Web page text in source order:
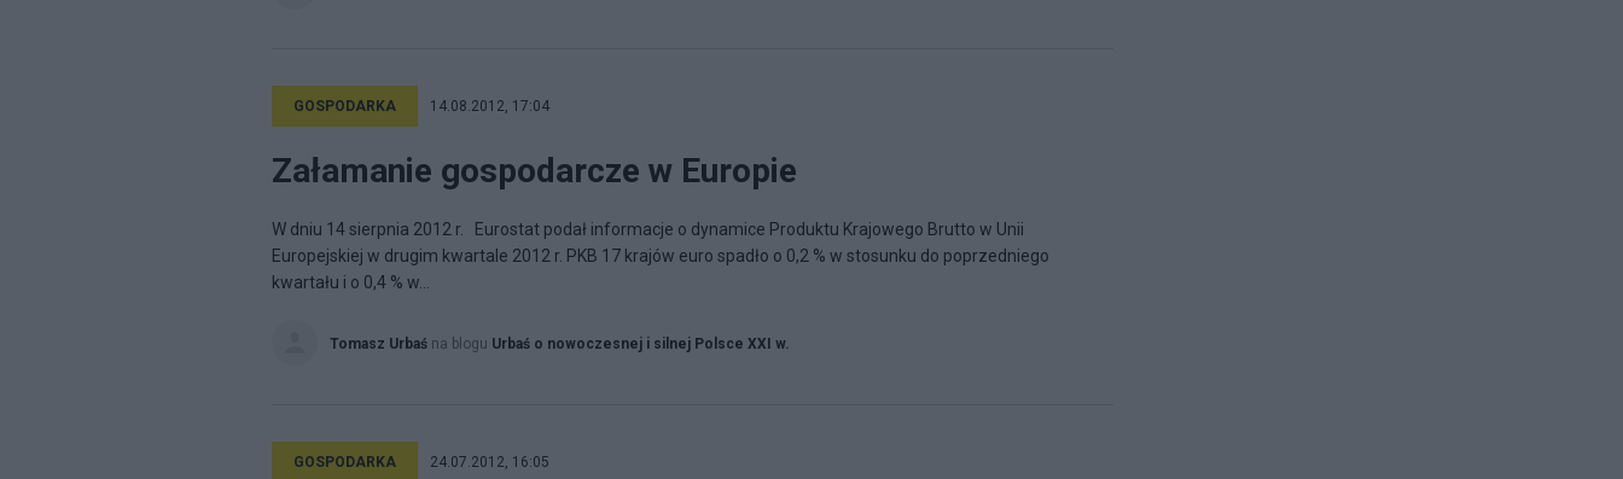
GOSPODARKA 14.08.2012, 17:04
Załamanie gospodarcze w Europie
W dniu 14 sierpnia 2012 r. Eurostat podał informacje o dynamice Produktu Krajowego Brutto w Unii
Europejskiej w drugim kwartale 2012 r. PKB 17 krajów euro spadło o 0,2 % w stosunku do poprzedniego
kwartału i o 0,4 % w...
Tomasz Urbaś na blogu Urbaś o nowoczesnej i silnej Polsce XXI w.
GOSPODARKA 24.07.2012, 16:05